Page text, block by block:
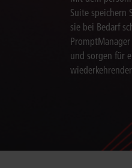
Suite speichern
sie bei Bedarf
und sorgen für